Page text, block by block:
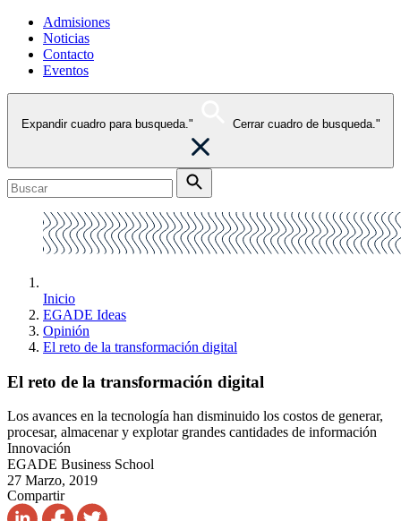
Admisiones
Noticias
Contacto
Eventos
Expandir cuadro para busqueda." Cerrar cuadro de busqueda."
Inicio
EGADE Ideas
Opinión
El reto de la transformación digital
El reto de la transformación digital
Los avances en la tecnología han disminuido los costos de generar,
procesar, almacenar y explotar grandes cantidades de información
Innovación
EGADE Business School
27 Marzo, 2019
Compartir